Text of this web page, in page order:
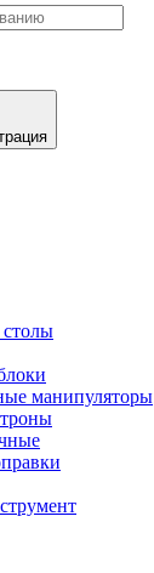
манипуляторы